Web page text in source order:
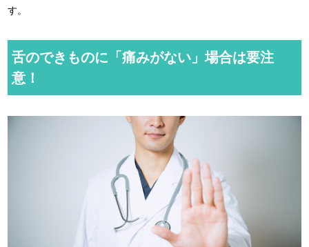
す。
舌のできものに「痛みがない」場合は要注
意！